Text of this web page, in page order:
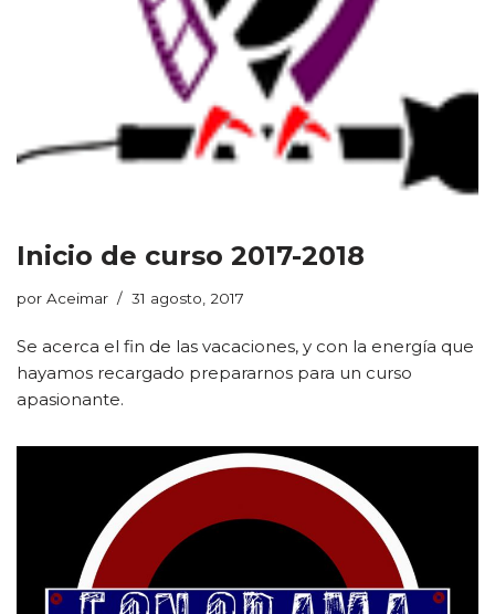
Inicio de curso 2017-2018
por Aceimar 31 agosto, 2017
Se acerca el fin de las vacaciones, y con la energía que
hayamos recargado prepararnos para un curso
apasionante.